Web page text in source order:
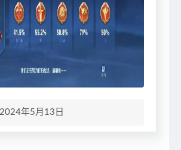
年5月13日